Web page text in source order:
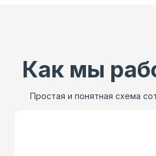
Простая и понятная схема
Как мы